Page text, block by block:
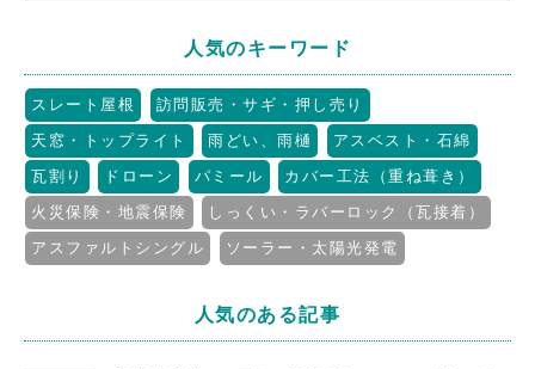
人気のキーワード
スレート屋根
訪問販売・サギ・押し売り
天窓・トップライト
雨どい、雨樋
アスベスト・石綿
瓦割り
ドローン パミール
カバー工法（重ね葺き）
火災保険・地震保険
しっくい・ラバーロック（瓦接着）
アスファルトシングル
ソーラー・太陽光発電
人気のある記事